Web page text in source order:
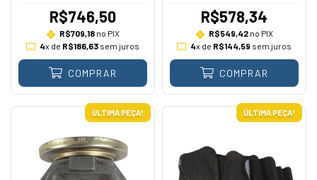
R$746,50
R$709,18no PIX
4x de R$186,63 sem juros
COMPRAR
R$578,34
R$549,42no PIX
4x de R$144,59 sem juros
COMPRAR
ÚLTIMA PEÇA! ÚLTIMA PEÇA!